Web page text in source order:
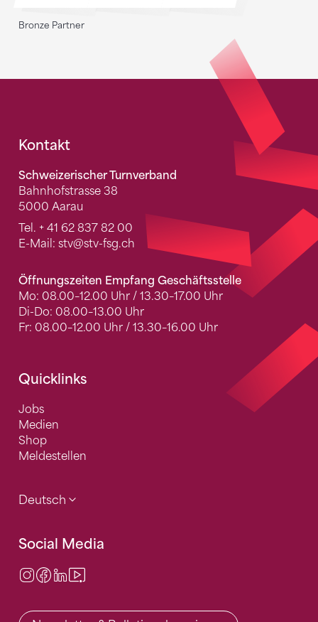
Bronze Partner
Fusszeile
Kontakt
Schweizerischer Turnverband
Bahnhofstrasse 38
5000 Aarau
Tel. + 41 62 837 82 00
E-Mail: stv@stv-fsg.ch
Öffnungszeiten Empfang Geschäftsstelle
Mo: 08.00–12.00 Uhr / 13.30–17.00 Uhr
Di-Do: 08.00–13.00 Uhr
Fr: 08.00–12.00 Uhr / 13.30–16.00 Uhr
Quicklinks
Jobs
Medien
Shop
Meldestellen
Deutsch
Social Media
Instagram
Facebook
LinkedIn